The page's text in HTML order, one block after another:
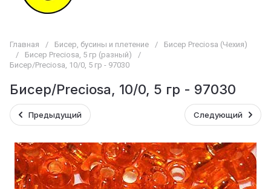
Главная / Бисер, бусины и плетение /
Бисер Preciosa (Чехия)
/
Бисер Preciosa, 5 гр (разный)
/
Бисер/Preciosa, 10/0, 5 гр - 97030
Бисер/Preciosa, 10/0, 5 гр - 97030
Предыдущий Следующий